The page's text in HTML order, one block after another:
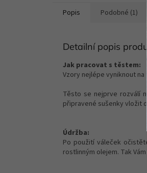
Popis Podobné (1)
Detailní popis
Jak pracovat s těstem:
Vzory nejlépe vyniknout na
Těsto se nejprve rozválí
připravené sušenky vložit
Údržba:
Po použití váleček
rostlinným olejem. Tak